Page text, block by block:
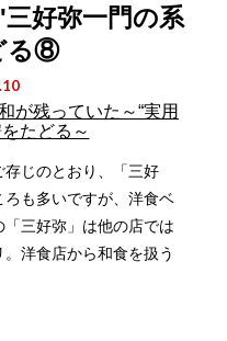
好弥一門の系
る⑧
が残っていた～“実用
たどる～
じのとおり、「三好
も多いですが、洋食ベ
三好弥」は他の店では
洋食店から和食を扱う